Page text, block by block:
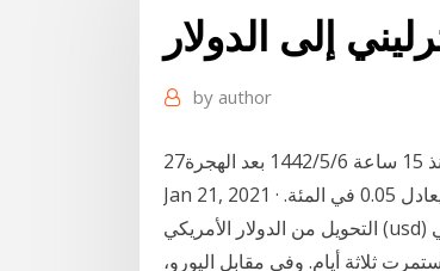
إلى الدولار
by author
Jan 21, 2021 · سجل الجنيه الإسترليني اليوم، ارتفاعاً طفيفاً مقابل الدولار الأمريكي يعادل 0.05 في المئة.
التحويل من الدولار الأمريكي (usd) الى الجنيه الاسترليني (gbp) و بالعكس. أسعار الصرف التاريخية و
ثلاثة أيام. وفي مقابل اليورو،